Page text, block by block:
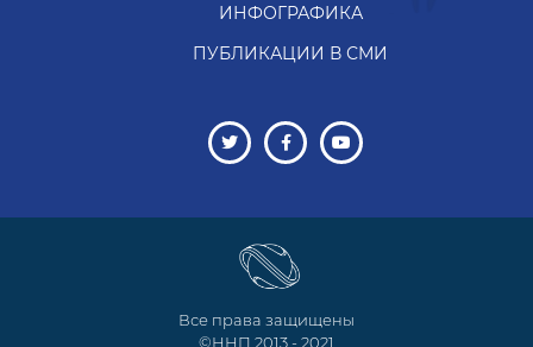
ИНФОГРАФИКА
ПУБЛИКАЦИИ В СМИ
Все права защищены
©ННП 2013 - 2021